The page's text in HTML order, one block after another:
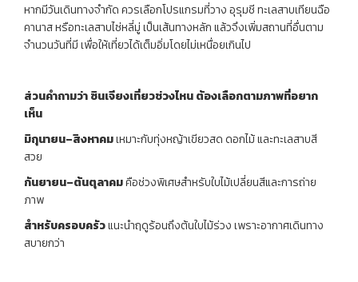
หากมีวันเดินทางจำกัด ควรเลือกโปรแกรมที่วาง อุรุมชี ทะเลสาบเทียนฉือ
คานาส หรือทะเลสาบไซ่หลี่มู่ เป็นเส้นทางหลัก แล้วจึงเพิ่มสถานที่อื่นตาม
จำนวนวันที่มี เพื่อให้เที่ยวได้เต็มอิ่มโดยไม่เหนื่อยเกินไป
ส่วนคำถามว่าซินเจียงเที่ยวช่วงไหนต้องเลือกตามภาพที่อยาก
เห็น
มิถุนายน–สิงหาคมเหมาะกับทุ่งหญ้าเขียวสด ดอกไม้ และทะเลสาบสี
สวย
กันยายน–ต้นตุลาคมคือช่วงพิเศษสำหรับใบไม้เปลี่ยนสีและการถ่าย
ภาพ
สำหรับครอบครัวแนะนำฤดูร้อนถึงต้นใบไม้ร่วงเพราะอากาศเดินทาง
สบายกว่า